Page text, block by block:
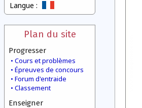
Langue :
Plan du site
Progresser
Cours et problèmes
Épreuves de concours
Forum d'entraide
Classement
Enseigner